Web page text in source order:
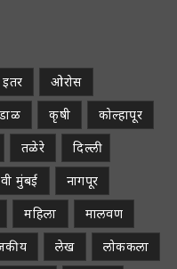
इतर
ओरोस
कृषी
कोल्हापूर
तळेरे
दिल्ली
मुंबई
नागपूर
महिला
मालवण
लेख
लोककला